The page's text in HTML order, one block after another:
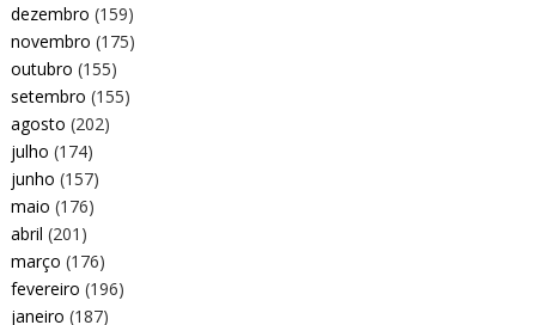
dezembro (159)
novembro (175)
outubro (155)
setembro (155)
agosto (202)
julho (174)
junho (157)
maio (176)
abril (201)
março (176)
fevereiro (196)
janeiro (187)